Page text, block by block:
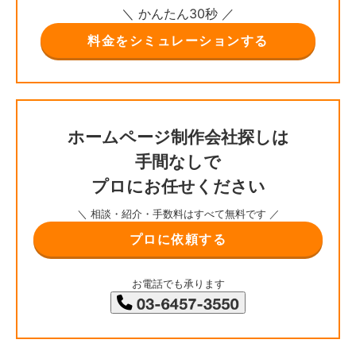
＼ かんたん30秒 ／
料金をシミュレーションする
ホームページ制作会社探しは
手間なしで
プロにお任せください
＼ 相談・紹介・手数料はすべて無料です ／
プロに依頼する
お電話でも承ります